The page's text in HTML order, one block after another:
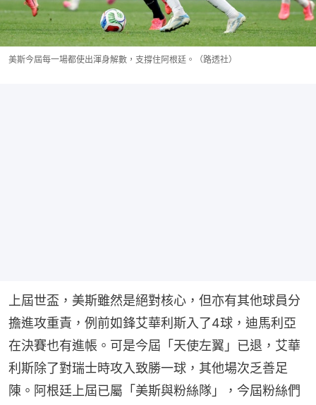
美斯今屆每一場都使出渾身解數，支撐住阿根廷。（路透社）
上屆世盃，美斯雖然是絕對核心，但亦有其他球員分
擔進攻重責，例前如鋒艾華利斯入了4球，迪馬利亞
在決賽也有進帳。可是今屆「天使左翼」已退，艾華
利斯除了對瑞士時攻入致勝一球，其他場次乏善足
陳。阿根廷上屆已屬「美斯與粉絲隊」，今屆粉絲們